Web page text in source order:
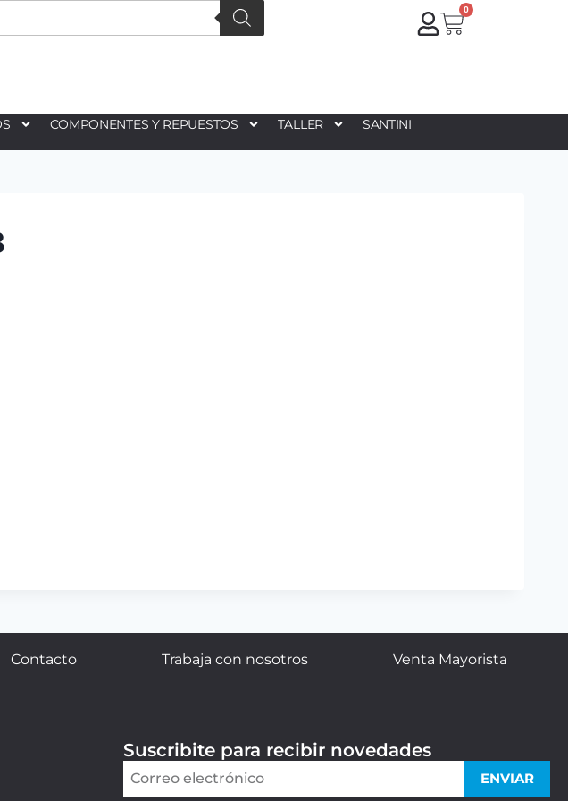
0
COMPONENTES Y REPUESTOS TALLER SANTINI
Contacto Trabaja con nosotros Venta Mayorista
Suscribite para recibir novedades
ENVIAR